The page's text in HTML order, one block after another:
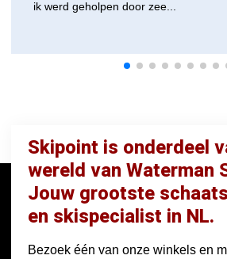
ik werd geholpen door zee...
Skipoint is onderdeel
wereld van Waterman
Jouw grootste
en skispecialist in NL.
Bezoek één van onze winkels en